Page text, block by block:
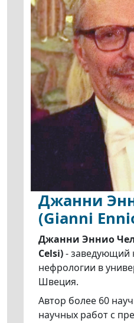
Джанни
(Gianni
Джанни Эннио
Celsi)- заведующий
нефрологии в
Швеция.
Автор более 60
научных работ с